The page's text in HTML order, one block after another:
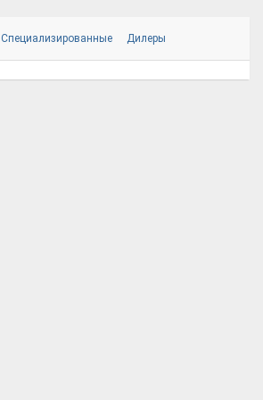
Специализированные Дилеры